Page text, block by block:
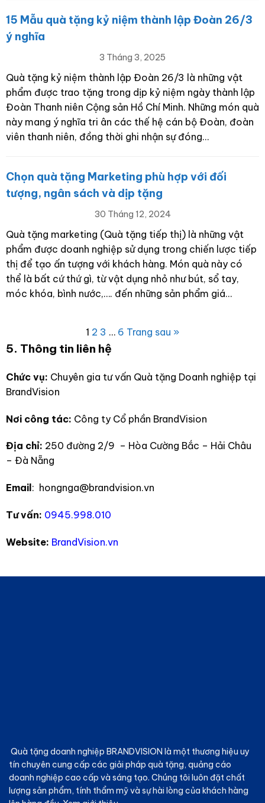
15 Mẫu quà tặng kỷ niệm thành lập Đoàn 26/3
ý nghĩa
3 Tháng 3, 2025
Quà tặng kỷ niệm thành lập Đoàn 26/3 là những vật
phẩm được trao tặng trong dịp kỷ niệm ngày thành lập
Đoàn Thanh niên Cộng sản Hồ Chí Minh. Những món quà
này mang ý nghĩa tri ân các thế hệ cán bộ Đoàn, đoàn
viên thanh niên, đồng thời ghi nhận sự đóng…
Chọn quà tặng Marketing phù hợp với đối
tượng, ngân sách và dịp tặng
30 Tháng 12, 2024
Quà tặng marketing (Quà tặng tiếp thị) là những vật
phẩm được doanh nghiệp sử dụng trong chiến lược tiếp
thị để tạo ấn tượng với khách hàng. Món quà này có
thể là bất cứ thứ gì, từ vật dụng nhỏ như bút, sổ tay,
móc khóa, bình nước,…. đến những sản phẩm giá…
1 2 3 … 6 Trang sau »
5. Thông tin liên hệ
Chức vụ: Chuyên gia tư vấn Quà tặng Doanh nghiệp tại
BrandVision
Nơi công tác: Công ty Cổ phần BrandVision
Địa chỉ: 250 đường 2/9 – Hòa Cường Bắc – Hải Châu
– Đà Nẵng
Email : hongnga@brandvision.vn
Tư vấn: 0945.998.010
Website: BrandVision.vn
Quà tặng doanh nghiệp BRANDVISION là một thương hiệu uy
tín chuyên cung cấp các giải pháp quà tặng, quảng cáo
doanh nghiệp cao cấp và sáng tạo. Chúng tôi luôn đặt chất
lượng sản phẩm, tính thẩm mỹ và sự hài lòng của khách hàng